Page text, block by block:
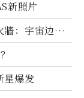
新照片
牆：宇宙边界
星爆发